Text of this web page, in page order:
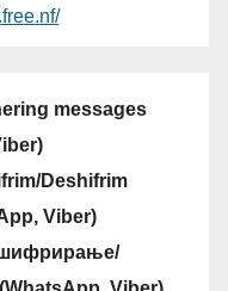
messages
Deshifrim
Viber)
шифрирање/